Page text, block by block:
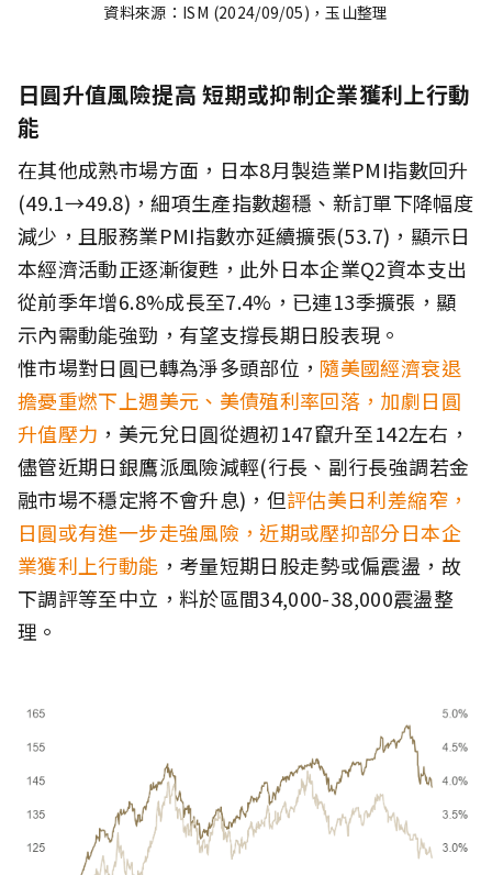
資料來源：ISM (2024/09/05)，玉山整理
日圓升值風險提高 短期或抑制企業獲利上行動
能
在其他成熟市場方面，日本8月製造業PMI指數回升
(49.1→49.8)，細項生產指數趨穩、新訂單下降幅度
減少，且服務業PMI指數亦延續擴張(53.7)，顯示日
本經濟活動正逐漸復甦，此外日本企業Q2資本支出
從前季年增6.8%成長至7.4%，已連13季擴張，顯
示內需動能強勁，有望支撐長期日股表現。
惟市場對日圓已轉為淨多頭部位， 隨美國經濟衰退
擔憂重燃下上週美元、美債殖利率回落，加劇日圓
升值壓力 ，美元兌日圓從週初147竄升至142左右，
儘管近期日銀鷹派風險減輕(行長、副行長強調若金
融市場不穩定將不會升息)，但評估美日利差縮窄，
日圓或有進一步走強風險，近期或壓抑部分日本企
業獲利上行動能 ，考量短期日股走勢或偏震盪，故
下調評等至中立，料於區間34,000-38,000震盪整
理。